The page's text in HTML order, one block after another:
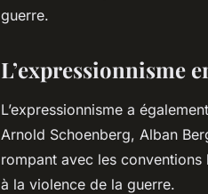
guerre.
L’expressionnisme
L’expressionnisme a
Arnold Schoenberg, Alban
rompant avec les
à la violence de la guerre.